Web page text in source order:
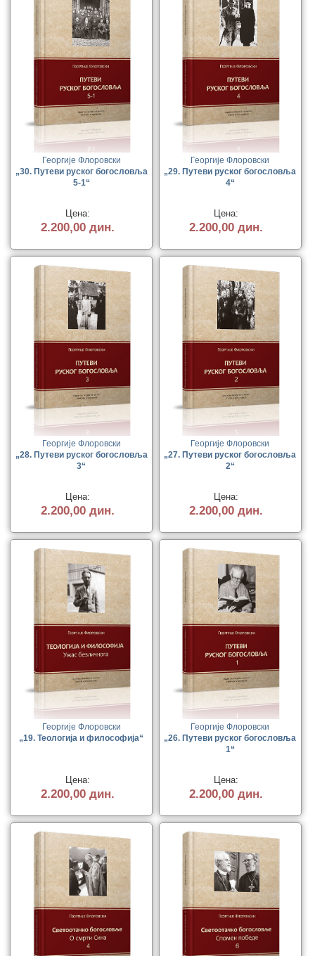
Георгије Флоровски
„30. Путеви руског богословља
5-1“
Цена:
2.200,00 дин.
Георгије Флоровски
„29. Путеви руског богословља
4“
Цена:
2.200,00 дин.
Георгије Флоровски
„28. Путеви руског богословља
3“
Цена:
2.200,00 дин.
Георгије Флоровски
„27. Путеви руског богословља
2“
Цена:
2.200,00 дин.
Георгије Флоровски
„19. Теологија и философија“
Цена:
2.200,00 дин.
Георгије Флоровски
„26. Путеви руског богословља
1“
Цена:
2.200,00 дин.